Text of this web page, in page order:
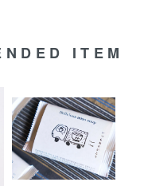
ITEM